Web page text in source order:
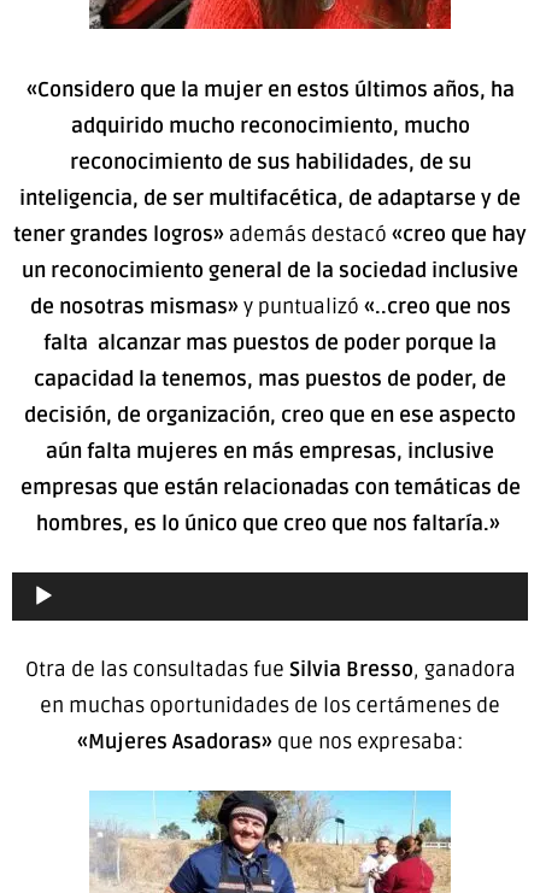
«Considero que la mujer en estos últimos años, ha
adquirido mucho reconocimiento, mucho
reconocimiento de sus habilidades, de su
inteligencia, de ser multifacética, de adaptarse y de
tener grandes logros» además destacó «creo que hay
un reconocimiento general de la sociedad inclusive
de nosotras mismas»y puntualizó «..creo que nos
falta alcanzar mas puestos de poder porque la
capacidad la tenemos, mas puestos de poder, de
decisión, de organización, creo que en ese aspecto
aún falta mujeres en más empresas, inclusive
empresas que están relacionadas con temáticas de
hombres, es lo único que creo que nos faltaría.»
Otra de las consultadas fue Silvia Bresso, ganadora
en muchas oportunidades de los certámenes de
«Mujeres Asadoras» que nos expresaba: